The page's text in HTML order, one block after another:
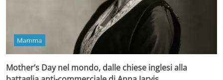
Mamma
Mother’s Day nel mondo, dalle chiese inglesi alla